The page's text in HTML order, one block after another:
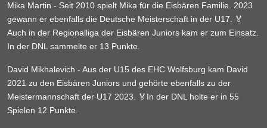
Mika Martin - Seit 2010 spielt Mika für die Eisbären Familie. 2023
gewann er ebenfalls die Deutsche Meisterschaft in der U17. 🏅
Auch in der Regionalliga der Eisbären Juniors kam er zum Einsatz.
In der DNL sammelte er 13 Punkte.
David Mikhalevich - Aus der U15 des EHC Wolfsburg kam David
2021 zu den Eisbären Juniors und gehörte ebenfalls zu der
Meistermannschaft der U17 2023. 🏅In der DNL holte er in 55
Spielen 12 Punkte.